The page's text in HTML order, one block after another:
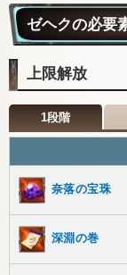
ゼヘクの必要
上限解放
1段階
奈落の宝珠
深淵の巻